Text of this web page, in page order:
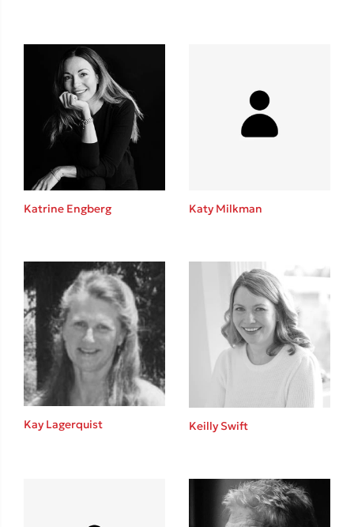
Το λιμάνι μου είσαι εσύ
Ένας γίγαντας στο σχολείο
Δανάη Δεληγεώργη
Πάνω, κάτω, μπροστά, πίσω
Katrine Engberg Katy Milkman
Kay Lagerquist Keilly Swift